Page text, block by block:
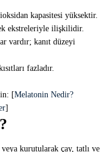
kapasitesi yüksektir.
ekstreleriyle ilişkilidir.
vardır; kanıt düzeyi
fazladır.
[Melatonin Nedir?
]
kurutularak çay, tatlı ve